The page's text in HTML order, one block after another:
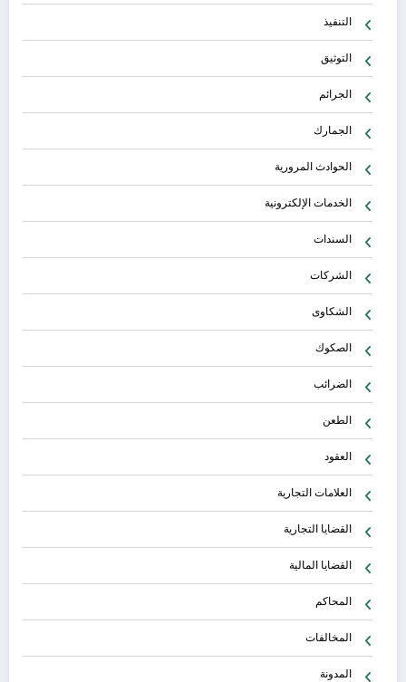
التنفيذ
التوثيق
الجرائم
الجمارك
الحوادث المرورية
الخدمات الإلكترونية
السندات
الشركات
الشكاوى
الصكوك
الضرائب
الطعن
العقود
العلامات التجارية
القضايا التجارية
القضايا المالية
المحاكم
المخالفات
المدونة